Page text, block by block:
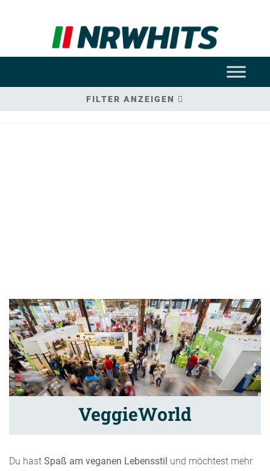
FILTER ANZEIGEN
VeggieWorld
Du hast Spaß am veganen Lebensstil und möchtest mehr